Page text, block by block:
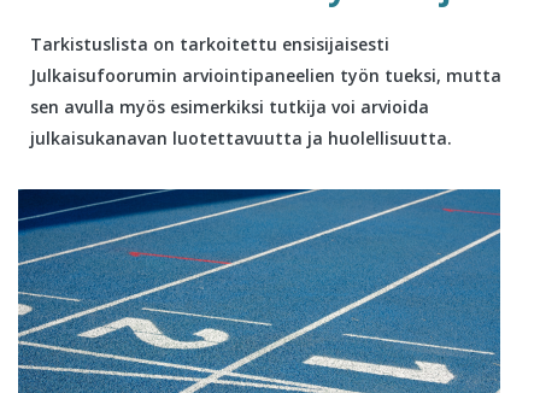
Tarkistuslista on tarkoitettu ensisijaisesti
Julkaisufoorumin arviointipaneelien työn tueksi, mutta
sen avulla myös esimerkiksi tutkija voi arvioida
julkaisukanavan luotettavuutta ja huolellisuutta.